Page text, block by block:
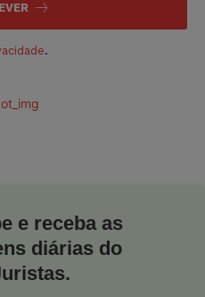
.
e receba as
diárias do